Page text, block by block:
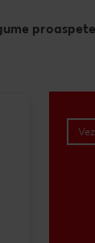
proaspete